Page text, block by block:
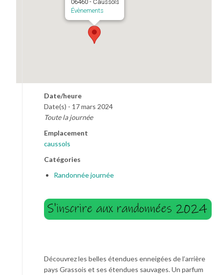
06460 - Caussols
Évènements
Date/heure
Date(s) - 17 mars 2024
Toute la journée
Emplacement
caussols
Catégories
Randonnée journée
Découvrez les belles étendues enneigées de l’arrière
pays Grassois et ses étendues sauvages. Un parfum